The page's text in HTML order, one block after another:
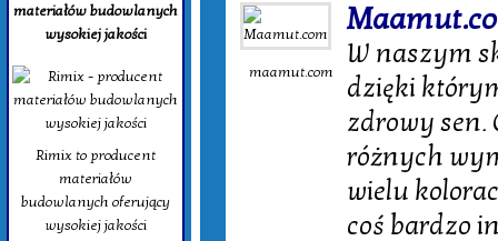
materiałów budowlanych
wysokiej jakości
Rimix to producent
materiałów
budowlanych oferujący
wysokiej jakości
maamut.com
W naszym
dzięki
zdrowy sen.
różnych
wielu
coś bardzo